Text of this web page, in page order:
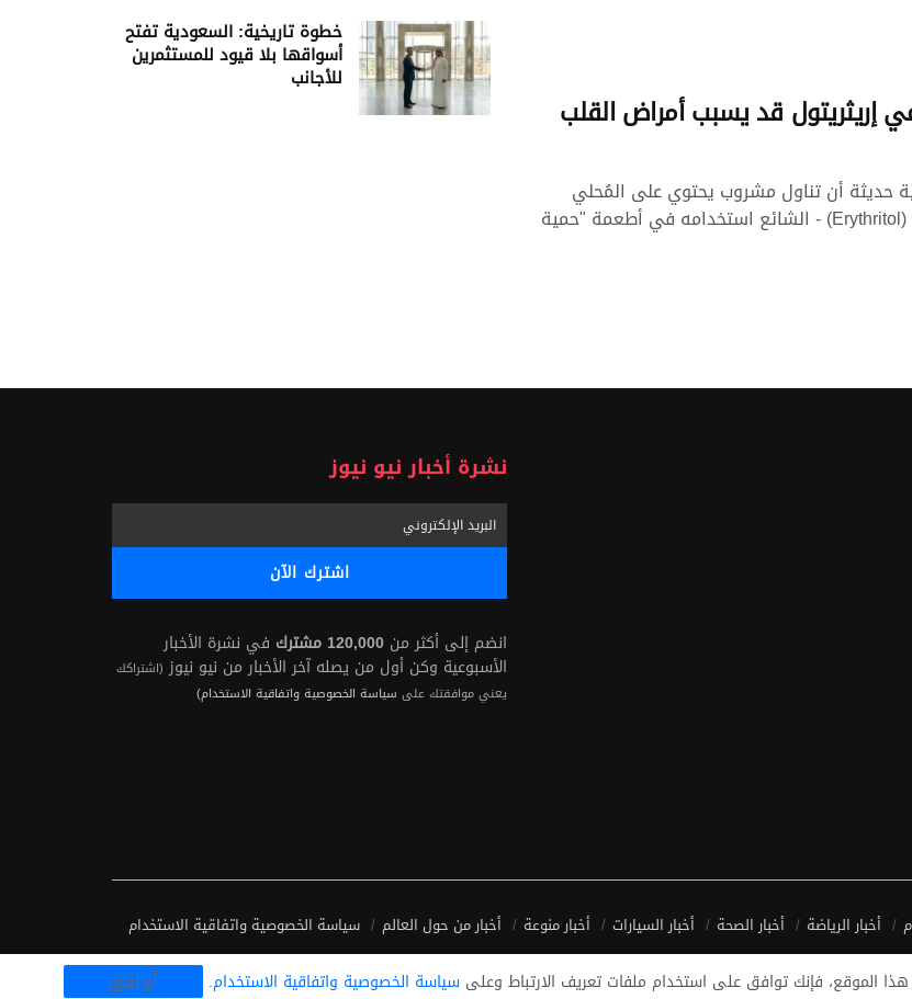
إريثريتول قد يسبب أمراض القلب
حديثة أن تناول مشروب يحتوي على المُحلي
الصناعي إريثريتول (Erythritol) - الشائع استخدامه في أطعمة "حمية
خطوة تاريخية: السعودية تفتح
أسواقها بلا قيود للمستثمرين
للأجانب
نشرة أخبار نيو نيوز
انضم إلى أكثر من 120,000 مشترك
في نشرة الأخبار
الأسبوعية وكن أول من يصله آخر الأخبار من نيو نيوز (اشتراكك
يعني موافقتك على سياسة الخصوصية واتفاقية الاستخدام)
أخبار الرياضة أخبار الصحة أخبار السيارات أخبار منوعة أخبار من حول العالم سياسة الخصوصية واتفاقية الاستخدام
الموقع، فإنك توافق على استخدام ملفات تعريف الارتباط وعلىسياسة الخصوصية واتفاقية الاستخدام. أوافق